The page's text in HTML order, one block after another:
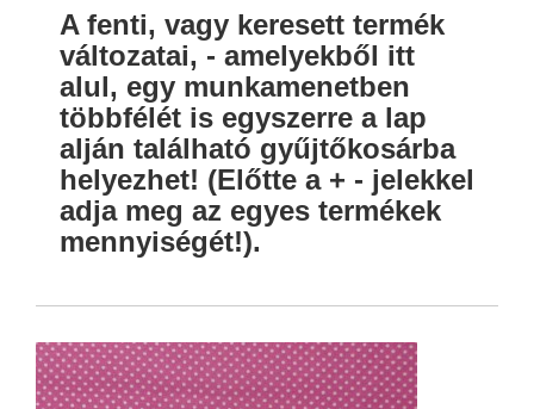
A fenti, vagy keresett termék
változatai, - amelyekből itt
alul, egy munkamenetben
többfélét is egyszerre a lap
alján található gyűjtőkosárba
helyezhet! (Előtte a + - jelekkel
adja meg az egyes termékek
mennyiségét!).